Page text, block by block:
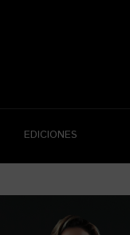
EDICIONES